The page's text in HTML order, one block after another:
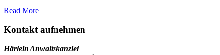
Read More
Kontakt aufnehmen
Härlein Anwaltskanzlei